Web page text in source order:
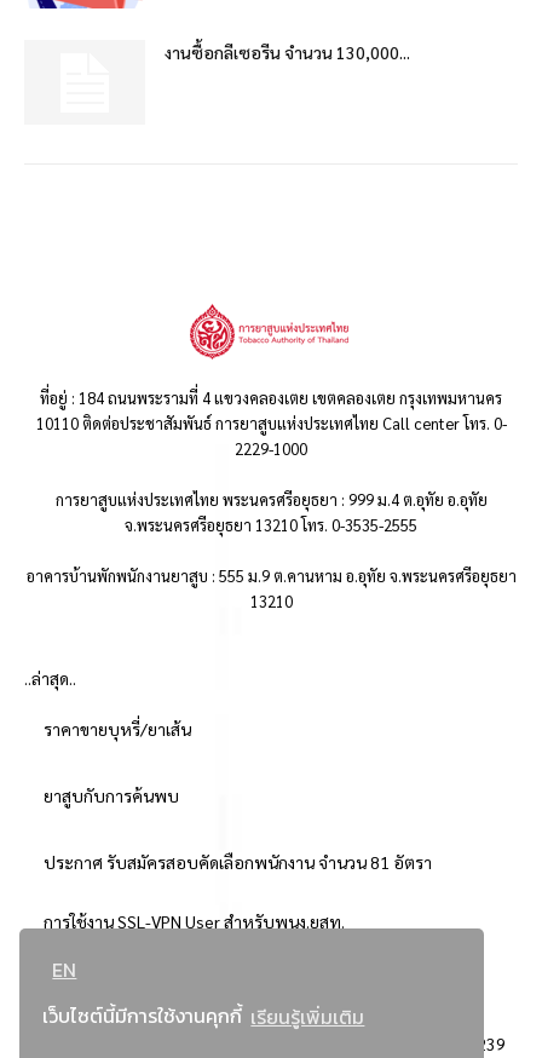
EN
เว็บไซต์นี้มีการใช้งานคุกกี้ เรียนรู้เพิ่มเติม
งานซื้อกลีเซอรีน จำนวน 130,000...
ที่อยู่ : 184 ถนนพระรามที่ 4 แขวงคลองเตย เขตคลองเตย กรุงเทพมหานคร
10110 ติดต่อประชาสัมพันธ์ การยาสูบแห่งประเทศไทย Call center โทร. 0-
2229-1000
การยาสูบแห่งประเทศไทย พระนครศรีอยุธยา : 999 ม.4 ต.อุทัย อ.อุทัย
จ.พระนครศรีอยุธยา 13210 โทร. 0-3535-2555
อาคารบ้านพักพนักงานยาสูบ : 555 ม.9 ต.คานหาม อ.อุทัย จ.พระนครศรีอยุธยา
13210
..ล่าสุด..
ราคาขายบุหรี่/ยาเส้น
ยาสูบกับการค้นพบ
ประกาศ รับสมัครสอบคัดเลือกพนักงาน จำนวน 81 อัตรา
การใช้งาน SSL-VPN User สำหรับพนง.ยสท.
..ยอดนิยม..
3239